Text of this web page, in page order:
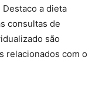
a dieta
consultas de
são
relacionados com o